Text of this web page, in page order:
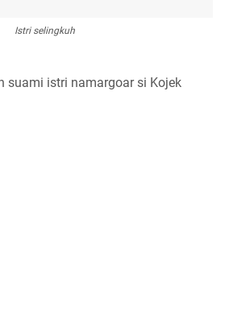
Istri selingkuh
suami istri namargoar si Kojek